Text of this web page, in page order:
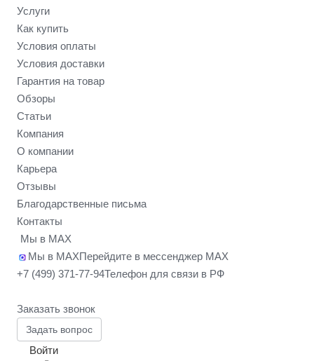
Услуги
Как купить
Условия оплаты
Условия доставки
Гарантия на товар
Обзоры
Статьи
Компания
О компании
Карьера
Отзывы
Благодарственные письма
Контакты
Мы в MAX
Мы в MAXПерейдите в мессенджер MAX
+7 (499) 371-77-94Телефон для связи в РФ
Заказать звонок
Задать вопрос
Войти